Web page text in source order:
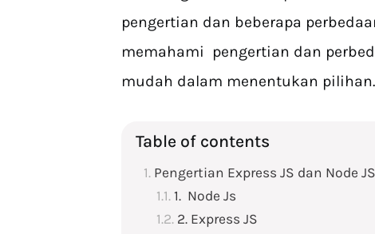
pengertian dan beberapa
memahami pengertian dan
mudah dalam menentukan pilihan.
Table of contents
Pengertian Express JS dan Node JS
1. Node Js
2. Express JS